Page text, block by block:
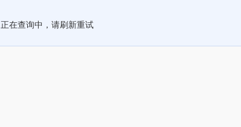
正在查询中，请刷新重试